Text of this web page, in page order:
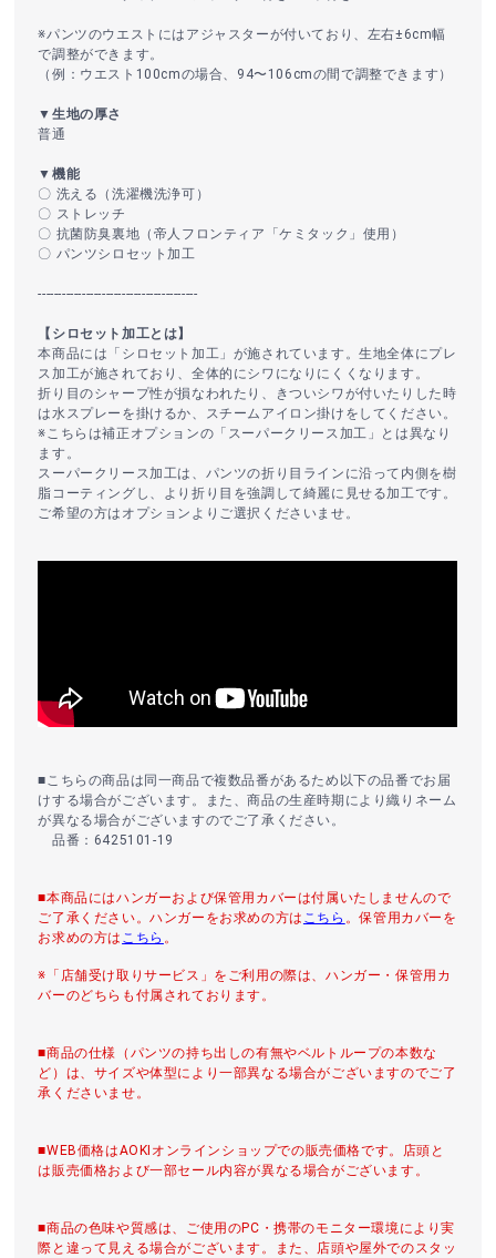
※パンツのウエストにはアジャスターが付いており、左右±6cm幅
で調整ができます。
（例：ウエスト100cmの場合、94〜106cmの間で調整できます）
▼生地の厚さ
普通
▼機能
〇 洗える（洗濯機洗浄可）
〇 ストレッチ
〇 抗菌防臭裏地（帝人フロンティア「ケミタック」使用）
〇 パンツシロセット加工
----------------------------------------
【シロセット加工とは】
本商品には「シロセット加工」が施されています。生地全体にプレ
ス加工が施されており、全体的にシワになりにくくなります。
折り目のシャープ性が損なわれたり、きついシワが付いたりした時
は水スプレーを掛けるか、スチームアイロン掛けをしてください。
※こちらは補正オプションの「スーパークリース加工」とは異なり
ます。
スーパークリース加工は、パンツの折り目ラインに沿って内側を樹
脂コーティングし、より折り目を強調して綺麗に見せる加工です。
ご希望の方はオプションよりご選択くださいませ。
■こちらの商品は同一商品で複数品番があるため以下の品番でお届
けする場合がございます。また、商品の生産時期により織りネーム
が異なる場合がございますのでご了承ください。
品番：6425101-19
■本商品にはハンガーおよび保管用カバーは付属いたしませんので
ご了承ください。ハンガーをお求めの方は こちら 。保管用カバーを
お求めの方は こちら 。
※「店舗受け取りサービス」をご利用の際は、ハンガー・保管用カ
バーのどちらも付属されております。
■商品の仕様（パンツの持ち出しの有無やベルトループの本数な
ど）は、サイズや体型により一部異なる場合がございますのでご了
承くださいませ。
■WEB価格はAOKIオンラインショップでの販売価格です。店頭と
は販売価格および一部セール内容が異なる場合がございます。
■商品の色味や質感は、ご使用のPC・携帯のモニター環境により実
際と違って見える場合がございます。また、店頭や屋外でのスタッ